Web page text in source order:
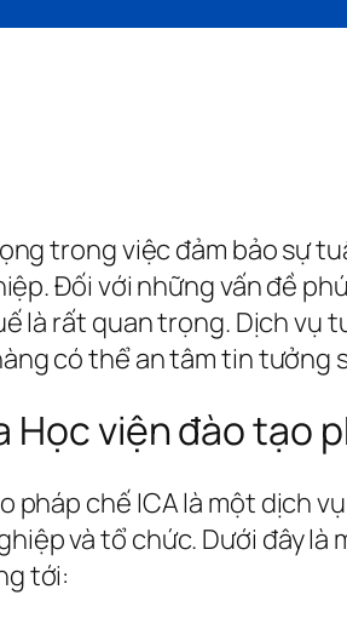
trong việc đảm bảo sự
Đối với những vấn đề
là rất quan trọng. Dịch vụ
có thể an tâm tin tưởng
viện đào tạo
chế ICA là một dịch
và tổ chức. Dưới đây
tới: